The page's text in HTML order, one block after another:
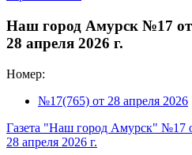
Наш город Амурск №17 от
28 апреля 2026 г.
Номер:
№17(765) от 28 апреля 2026
Газета "Наш город Амурск" №17
28 апреля 2026 г.